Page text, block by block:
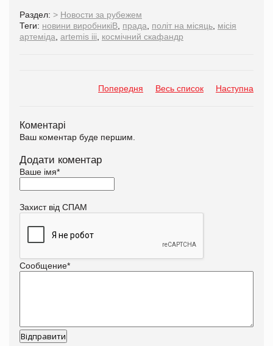
Раздел: > Новости за рубежем
Теги: новини виробникіВ прада політ на місяць місія
артеміда artemis iii космічний скафандр
Попередня Весь список Наступна
Коментарі
Ваш коментар буде першим.
Додати коментар
Ваше імя*
Захист від СПАМ
Сообщение*